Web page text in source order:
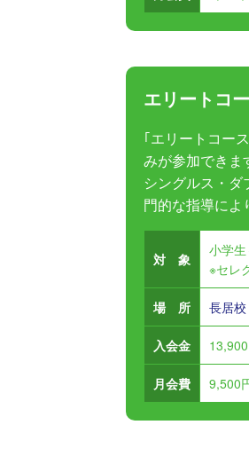
エリートコ
｢エリートコー
みが参加できま
シングルス・
門的な指導によ
対 象
小学
※セレ
場 所 長居校
入会金
月会費 9,500